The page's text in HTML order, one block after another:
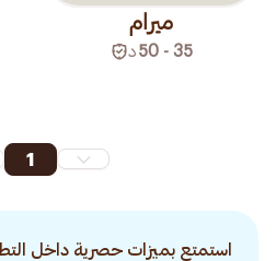
ميرام
35 - 50 د
1
استمتع بميزات حصرية داخل